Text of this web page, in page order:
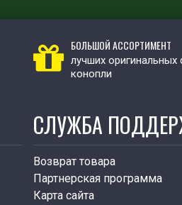
БОЛЬШОЙ АССОРТИМЕНТ
лучших оригинальных
конопли
СЛУЖБА
Возврат товара
Партнерская программа
Карта сайта